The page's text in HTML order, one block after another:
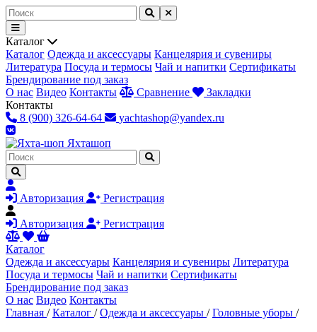
Каталог
Каталог Одежда и аксессуары Канцелярия и сувениры
Литература Посуда и термосы Чай и напитки Сертификаты
Брендирование под заказ
О нас Видео Контакты Сравнение
Закладки
Контакты
8 (900) 326-64-64
yachtashop@yandex.ru
Яхташоп
Авторизация Регистрация
Авторизация Регистрация
Каталог
Одежда и аксессуары Канцелярия и сувениры Литература
Посуда и термосы Чай и напитки Сертификаты
Брендирование под заказ
О нас Видео Контакты
Главная /Каталог /Одежда и аксессуары /Головные уборы /